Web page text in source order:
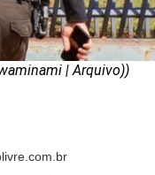
| Arquivo))